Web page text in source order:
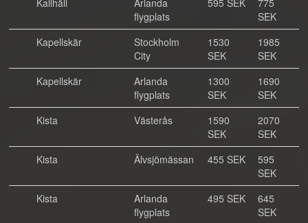
Kallhäll
Arlanda
flygplats
595 SEK
775
SEK
Kapellskär
Stockholm
City
1530
SEK
1985
SEK
Kapellskär
Arlanda
flygplats
1300
SEK
1690
SEK
Kista
Västerås
1590
SEK
2070
SEK
Kista
Älvsjömässan 455 SEK
595
SEK
Kista
Arlanda
flygplats
495 SEK
645
SEK